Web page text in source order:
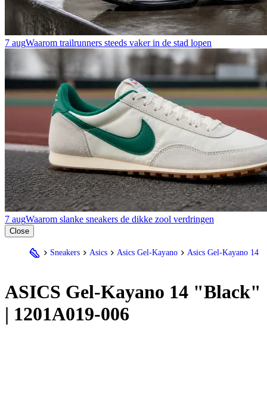
7 augWaarom trailrunners steeds vaker in de stad lopen
7 augWaarom slanke sneakers de dikke zool verdringen
Close
Sneakers Asics Asics Gel-Kayano Asics Gel-Kayano 14
ASICS Gel-Kayano 14 "Black"
| 1201A019-006